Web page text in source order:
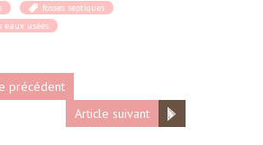
fosses septiques
eaux usées
précédent
Article suivant